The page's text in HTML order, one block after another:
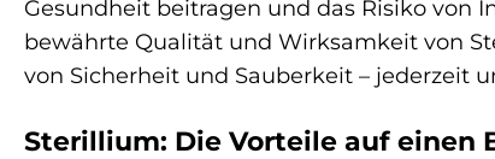
Gesundheit beitragen und das Risiko von
bewährte Qualität und Wirksamkeit von
von Sicherheit und Sauberkeit – jederzeit
Sterillium: Die Vorteile auf einen